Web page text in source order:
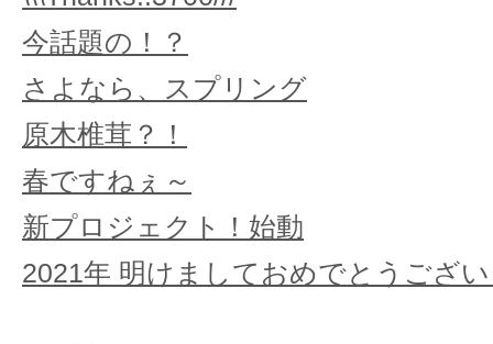
今話題の！？
さよなら、スプリング
原木椎茸？！
春ですねぇ～
新プロジェクト！始動
2021年 明けましておめでとうござ